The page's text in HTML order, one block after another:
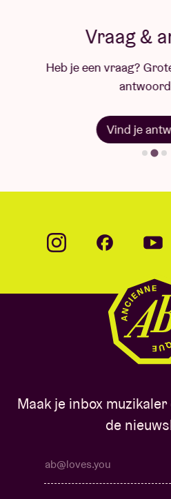
Vraag &
Heb je een vraag?
antwoord
Vind je
Maak je inbox
de